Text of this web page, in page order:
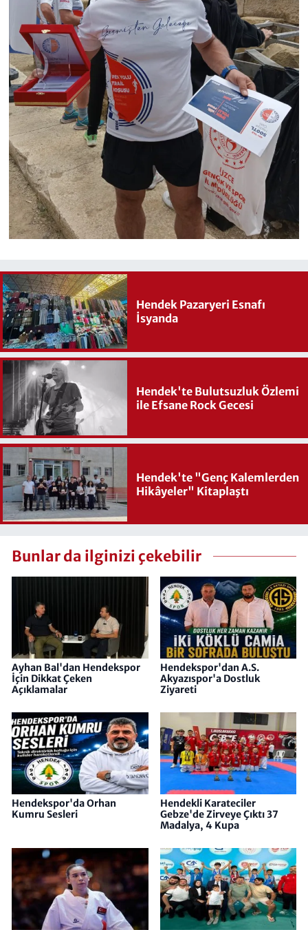
Hendek Pazaryeri Esnafı
İsyanda
Hendek'te Bulutsuzluk Özlemi
ile Efsane Rock Gecesi
Hendek'te "Genç Kalemlerden
Hikâyeler" Kitaplaştı
Bunlar da ilginizi çekebilir
Ayhan Bal'dan Hendekspor
İçin Dikkat Çeken
Açıklamalar
Hendekspor'dan A.S.
Akyazıspor'a Dostluk
Ziyareti
Hendekspor'da Orhan
Kumru Sesleri
Hendekli Karateciler
Gebze'de Zirveye Çıktı 37
Madalya, 4 Kupa